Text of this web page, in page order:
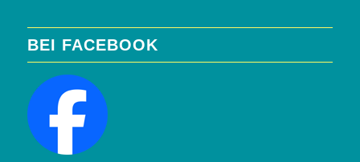
BEI FACEBOOK